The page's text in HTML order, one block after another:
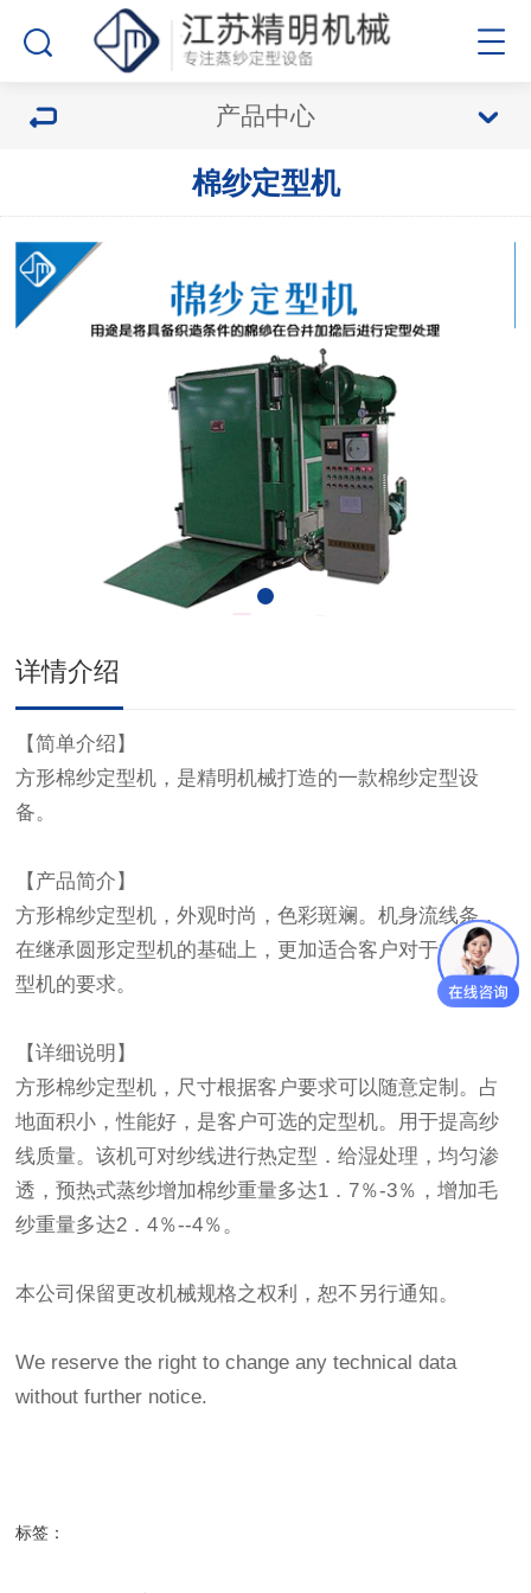
产品中心
棉纱定型机
详情介绍
【简单介绍】
方形棉纱定型机，是精明机械打造的一款棉纱定型设
备。
【产品简介】
方形棉纱定型机，外观时尚，色彩斑斓。机身流线条，
在继承圆形定型机的基础上，更加适合客户对于棉纱定
型机的要求。
【详细说明】
方形棉纱定型机，尺寸根据客户要求可以随意定制。占
地面积小，性能好，是客户可选的定型机。用于提高纱
线质量。该机可对纱线进行热定型．给湿处理，均匀渗
透，预热式蒸纱增加棉纱重量多达1．7％-3％，增加毛
纱重量多达2．4％--4％。
本公司保留更改机械规格之权利，恕不另行通知。
We reserve the right to change any technical data
without further notice.
标签：